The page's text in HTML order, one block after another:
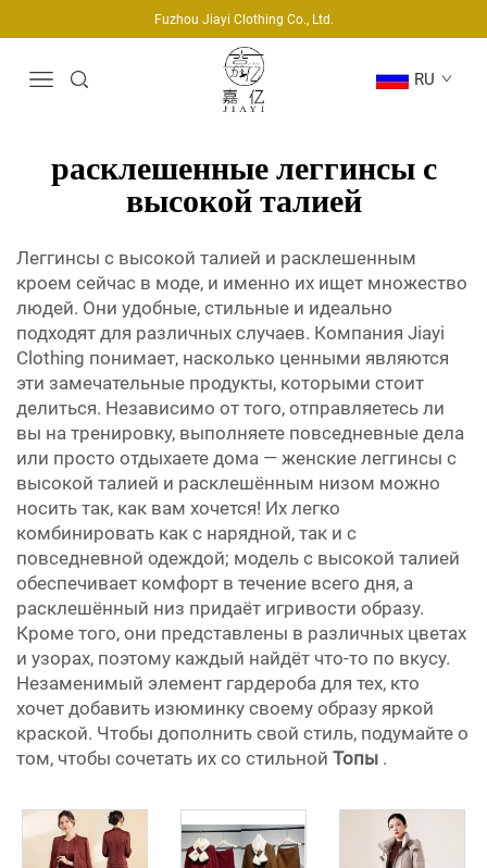
Fuzhou Jiayi Clothing Co., Ltd.
RU
расклешенные леггинсы с
высокой талией
Леггинсы с высокой талией и расклешенным
кроем сейчас в моде, и именно их ищет множество
людей. Они удобные, стильные и идеально
подходят для различных случаев. Компания Jiayi
Clothing понимает, насколько ценными являются
эти замечательные продукты, которыми стоит
делиться. Независимо от того, отправляетесь ли
вы на тренировку, выполняете повседневные дела
или просто отдыхаете дома — женские леггинсы с
высокой талией и расклешённым низом можно
носить так, как вам хочется! Их легко
комбинировать как с нарядной, так и с
повседневной одеждой; модель с высокой талией
обеспечивает комфорт в течение всего дня, а
расклешённый низ придаёт игривости образу.
Кроме того, они представлены в различных цветах
и узорах, поэтому каждый найдёт что-то по вкусу.
Незаменимый элемент гардероба для тех, кто
хочет добавить изюминку своему образу яркой
краской. Чтобы дополнить свой стиль, подумайте о
том, чтобы сочетать их со стильной Топы .